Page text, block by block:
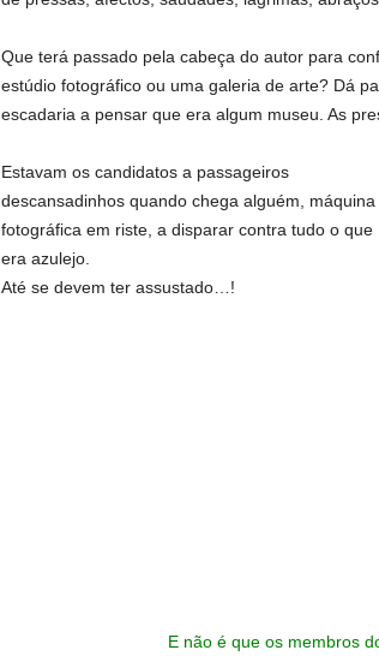
Que terá passado pela cabeça do autor para
estúdio fotográfico ou uma galeria de arte? Dá
escadaria a pensar que era algum museu. As
Estavam os candidatos a passageiros
descansadinhos quando chega alguém, máquina
fotográfica em riste, a disparar contra tudo o que
era azulejo.
Até se devem ter assustado…!
E não é que os membros